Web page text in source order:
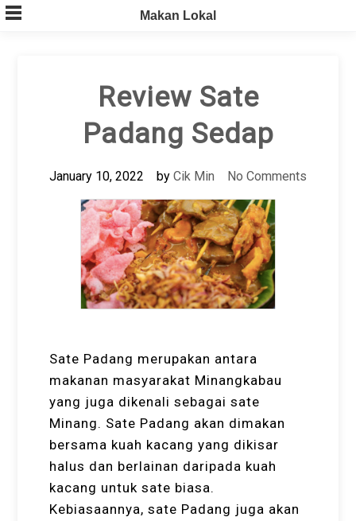
Skip
to
Makan Lokal
Review Sate
Padang Sedap
January 10, 2022 by Cik Min No Comments
Sate Padang merupakan antara
makanan masyarakat Minangkabau
yang juga dikenali sebagai sate
Minang. Sate Padang akan dimakan
bersama kuah kacang yang dikisar
halus dan berlainan daripada kuah
kacang untuk sate biasa.
Kebiasaannya, sate Padang juga akan